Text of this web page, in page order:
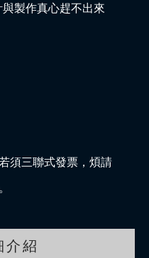
製作真心趕不出來
須三聯式發票，煩請
介紹